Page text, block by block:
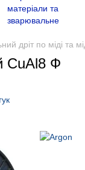
дріт по міді та
CuAl8 Ф